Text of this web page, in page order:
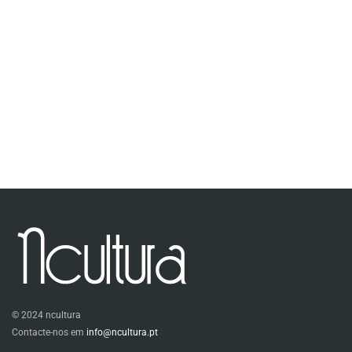
© 2024 ncultura
Contacte-nos em info@ncultura.pt